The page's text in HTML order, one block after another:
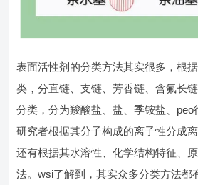
表面活性剂的分类方法其实很多，根
类，分直链、支链、芳香链、含氟长
分类，分为羧酸盐、盐、季铵盐、
研究者根据其分子构成的离子性分成
还有根据其水溶性、化学结构特征、
法。wsi了解到，其实众多分类方法都